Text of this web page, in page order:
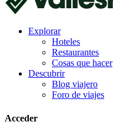
Explorar
Hoteles
Restaurantes
Cosas que hacer
Descubrir
Blog viajero
Foro de viajes
Acceder